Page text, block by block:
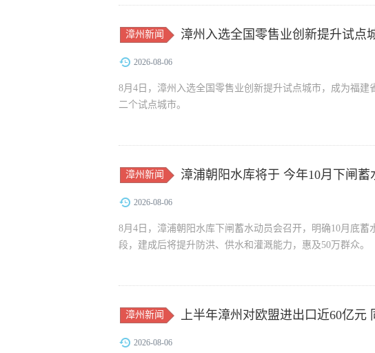
漳州新闻 漳州入选全国零售业创新提升试点
2026-08-06
8月4日，漳州入选全国零售业创新提升试点城市，成为福
二个试点城市。
漳州新闻 漳浦朝阳水库将于 今年10月下闸蓄
2026-08-06
8月4日，漳浦朝阳水库下闸蓄水动员会召开，明确10月底
段，建成后将提升防洪、供水和灌溉能力，惠及50万群众。
漳州新闻 上半年漳州对欧盟进出口近60亿元
2026-08-06